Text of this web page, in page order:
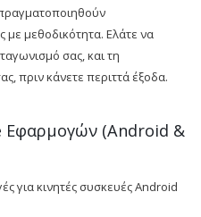
με μεθοδικότητα. Ελάτε να
σας, και τη
πριν κάνετε περιττά έξοδα.
Εφαρμογών (Android &
για κινητές συσκευές Android